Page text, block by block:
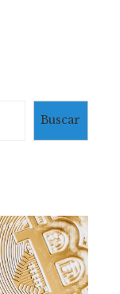
Buscar